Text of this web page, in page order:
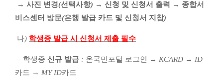
→ 사진 변경(선택사항) → 신청 및 신청서 출력 → 종합서
비스센터 방문(은행 발급 카드 및 신청서 지참)
나) 학생증 발급 시 신청서 제출 필수
– 학생증 신규 발급 : 온국민포털 로그인 → KCARD → ID
카드 → MY ID카드